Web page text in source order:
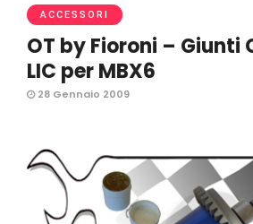
ACCESSORI
OT by Fioroni – Giunti
LIC per MBX6
28 Gennaio 2009